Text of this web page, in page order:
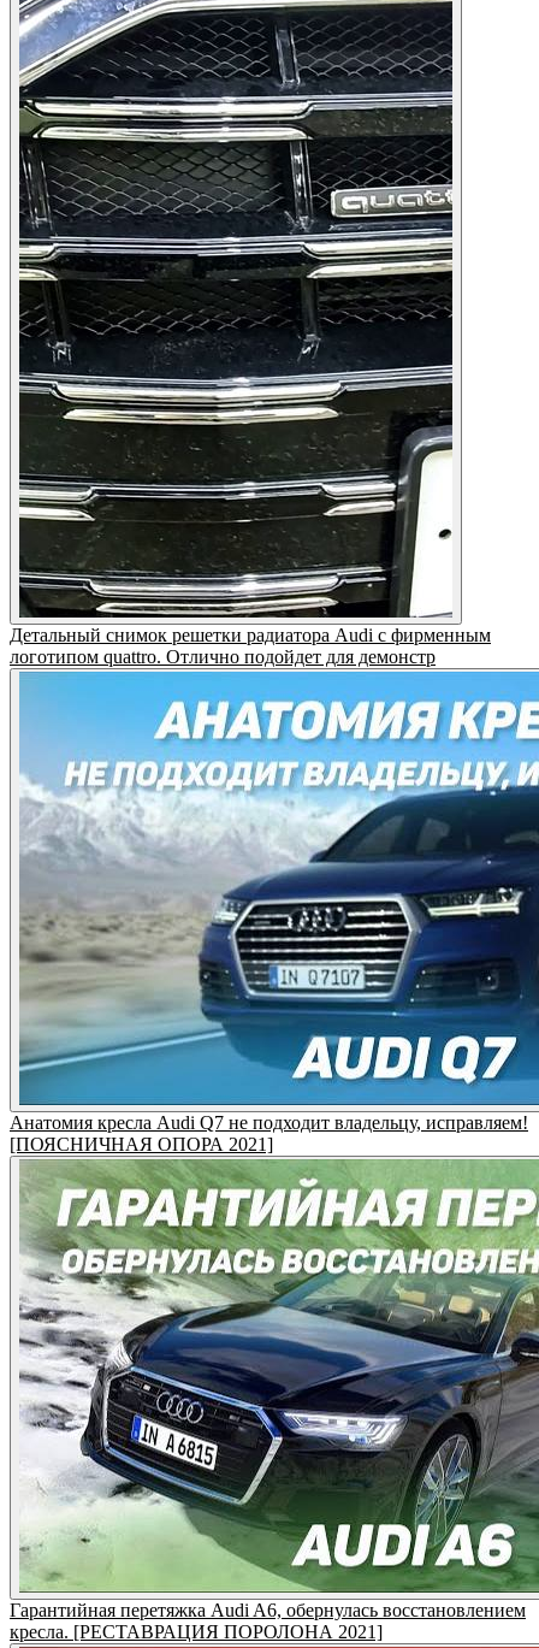
Детальный снимок решетки радиатора Audi с фирменным
логотипом quattro. Отлично подойдет для демонстр
Анатомия кресла Audi Q7 не подходит владельцу, исправляем!
[ПОЯСНИЧНАЯ ОПОРА 2021]
Гарантийная перетяжка Audi A6, обернулась восстановлением
кресла. [РЕСТАВРАЦИЯ ПОРОЛОНА 2021]